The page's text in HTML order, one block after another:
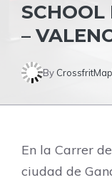
SCHOOL
–
By CrossfritMap
En la Carrer
ciudad de